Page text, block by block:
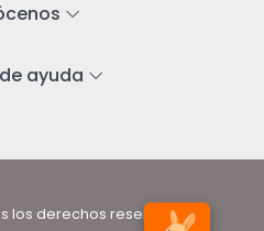
ayuda
los derechos reservados.